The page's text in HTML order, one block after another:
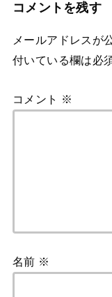
コメントを残す
メールアドレスが
付いている欄は必
コメント ※
名前 ※